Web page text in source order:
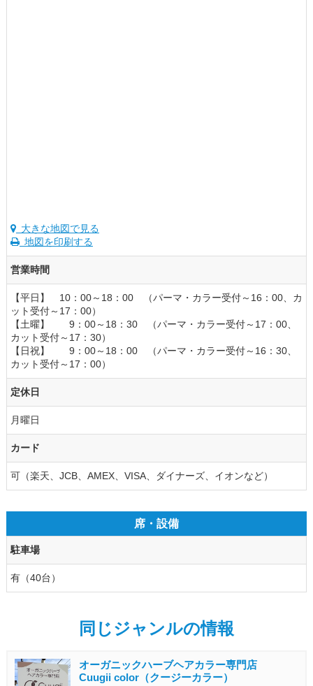
大きな地図で見る
地図を印刷する
営業時間
【平日】 10：00～18：00 （パーマ・カラー受付～16：00、カ
ット受付～17：00）
【土曜】 9：00～18：30 （パーマ・カラー受付～17：00、
カット受付～17：30）
【日祝】 9：00～18：00 （パーマ・カラー受付～16：30、
カット受付～17：00）
定休日
月曜日
カード
可（楽天、JCB、AMEX、VISA、ダイナーズ、イオンなど）
席・設備
駐車場
有（40台）
同じジャンルの情報
オーガニックハーブヘアカラー専門店
Cuugii color（クージーカラー）